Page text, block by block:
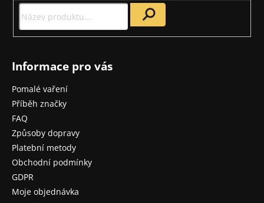
Informace pro vás
Pomalé vaření
Příběh značky
FAQ
Způsoby dopravy
Platební metody
Obchodní podmínky
GDPR
Moje objednávka